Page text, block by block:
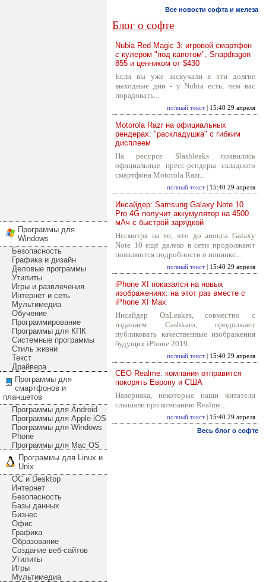
Программы для
Windows
Безопасность
Графика и дизайн
Деловые программы
Утилиты
Игры и развлечения
Интернет и сеть
Мультимедиа
Обучение
Программирование
Программы для КПК
Системные программы
Стиль жизни
Текст
Драйвера
Программы для
смартфонов и
планшетов
Программы для Android
Программы для Apple iOS
Программы для Windows
Phone
Программы для Mac OS
Программы для Linux и
Unix
ОС и Desktop
Интернет
Безопасность
Базы данных
Бизнес
Офис
Графика
Образование
Создание веб-сайтов
Утилиты
Игры
Мультимедиа
Все новости софта и железа
Блог о софте
Nubia Red Magic 3: игровой смартфон
с кулером "под капотом", Snapdragon
855 и ценником от $430
Если вы уже заскучали в эти долгие
выходные дни - у Nubia есть, чем вас
порадовать...
полный текст | 15:40 29 апреля
Motorola Razr на официальных
рендерах: "раскладушка" с гибким
дисплеем
На ресурсе Slashleaks появились
официальные пресс-рендеры складного
смартфона Motorola Razr...
полный текст | 15:40 29 апреля
Инсайдер: Samsung Galaxy Note 10
Pro 4G получит аккумулятор на 4500
мАч с быстрой зарядкой
Несмотря на то, что до анонса Galaxy
Note 10 ещё далеко в сети продолжают
появляются подробности о новинке...
полный текст | 15:40 29 апреля
iPhone XI показался на новых
изображениях: на этот раз вместе с
iPhone XI Max
Инсайдер OnLeakes, совместно с
изданием Cashkaro, продолжает
публиковать качественные изображения
будущих iPhone 2019...
полный текст | 15:40 29 апреля
CEO Realme: компания отправится
покорять Европу и США
Наверняка, некоторые наши читатели
слышали про компанию Realme...
полный текст | 15:40 29 апреля
Весь блог о софте